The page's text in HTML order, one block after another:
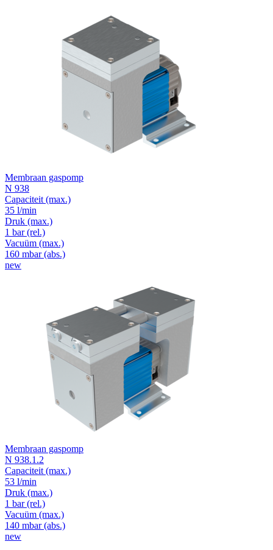
Membraan gaspomp
N 938
Capaciteit (max.)
35 l/min
Druk (max.)
1 bar (rel.)
Vacuüm (max.)
160 mbar (abs.)
new
Membraan gaspomp
N 938.1.2
Capaciteit (max.)
53 l/min
Druk (max.)
1 bar (rel.)
Vacuüm (max.)
140 mbar (abs.)
new